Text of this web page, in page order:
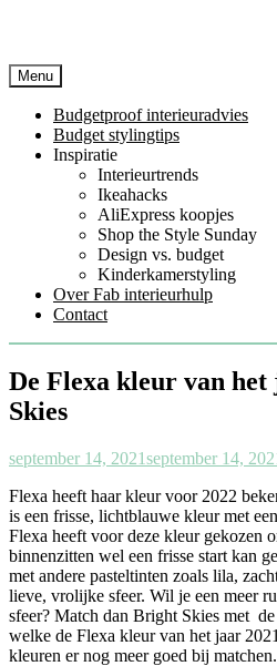
Menu
Budgetproof interieuradvies
Budget stylingtips
Inspiratie
Interieurtrends
Ikeahacks
AliExpress koopjes
Shop the Style Sunday
Design vs. budget
Kinderkamerstyling
Over Fab interieurhulp
Contact
De Flexa kleur van
Skies
september 14, 2021september 14,
Flexa heeft haar kleur voor 2022
is een frisse, lichtblauwe kleur met
Flexa heeft voor deze kleur gekozen
binnenzitten wel een frisse start kan
met andere pasteltinten zoals lila,
lieve, vrolijke sfeer. Wil je een meer
sfeer? Match dan Bright Skies met
welke de Flexa kleur van het jaar
kleuren er nog meer goed bij matchen.